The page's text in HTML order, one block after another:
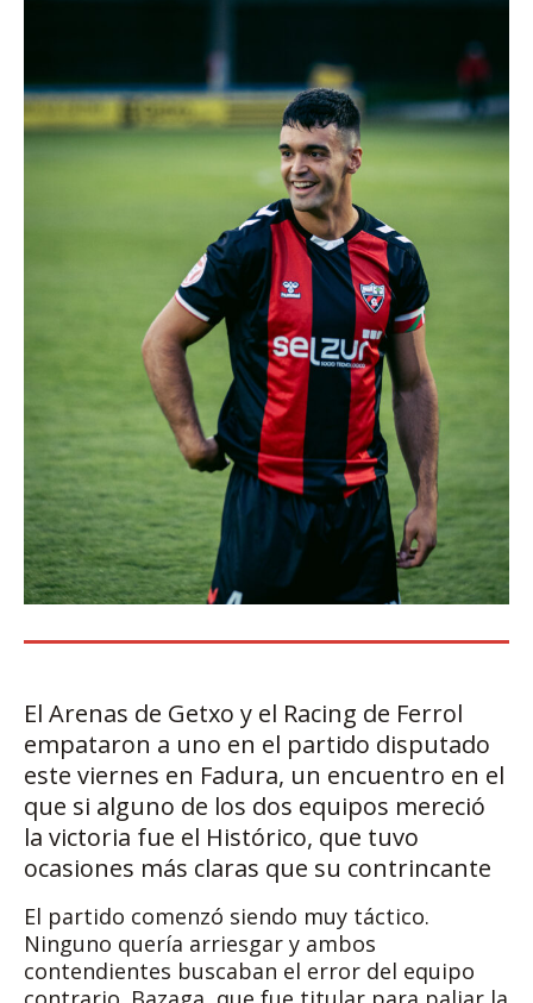
El Arenas de Getxo y el Racing de Ferrol
empataron a uno en el partido disputado
este viernes en Fadura, un encuentro en el
que si alguno de los dos equipos mereció
la victoria fue el Histórico, que tuvo
ocasiones más claras que su contrincante
El partido comenzó siendo muy táctico.
Ninguno quería arriesgar y ambos
contendientes buscaban el error del equipo